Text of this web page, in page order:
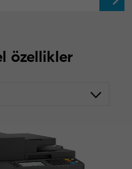
özellikler